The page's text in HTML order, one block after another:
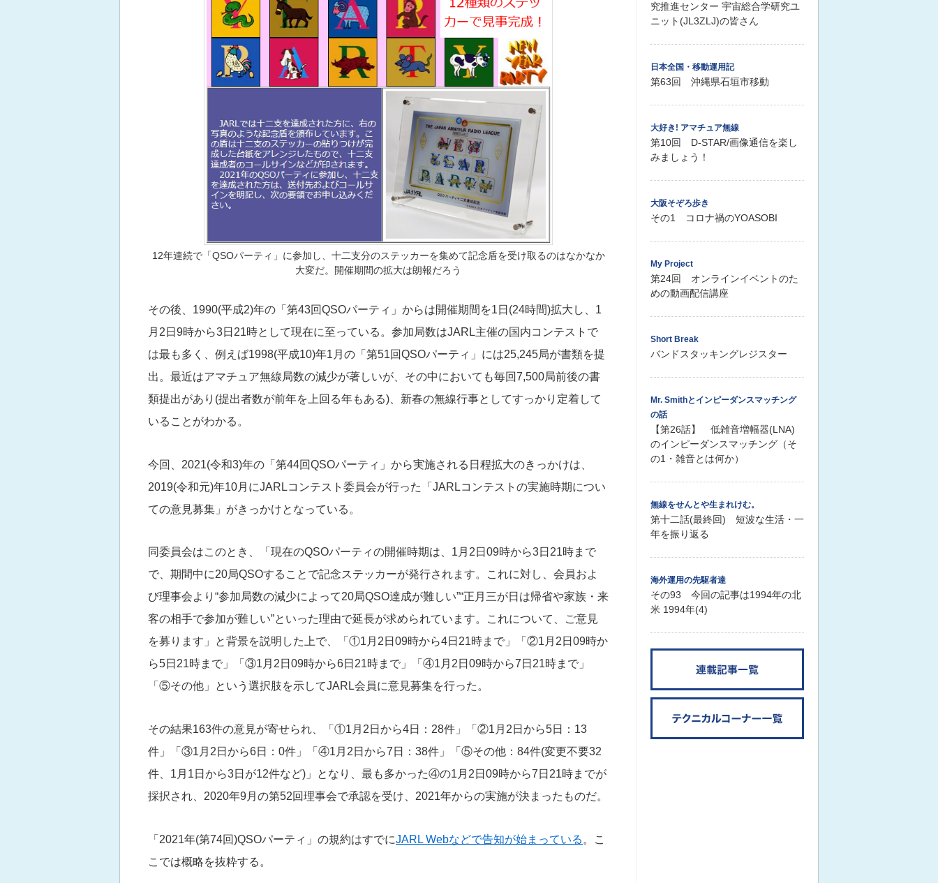
12年連続で「QSOパーティ」に参加し、十二支分のステッカーを集めて記念盾を受け取るのはなかなか
大変だ。開催期間の拡大は朗報だろう
その後、1990(平成2)年の「第43回QSOパーティ」からは開催期間を1日(24時間)拡大し、1
月2日9時から3日21時として現在に至っている。参加局数はJARL主催の国内コンテストで
は最も多く、例えば1998(平成10)年1月の「第51回QSOパーティ」には25,245局が書類を提
出。最近はアマチュア無線局数の減少が著しいが、その中においても毎回7,500局前後の書
類提出があり(提出者数が前年を上回る年もある)、新春の無線行事としてすっかり定着して
いることがわかる。
今回、2021(令和3)年の「第44回QSOパーティ」から実施される日程拡大のきっかけは、
2019(令和元)年10月にJARLコンテスト委員会が行った「JARLコンテストの実施時期につい
ての意見募集」がきっかけとなっている。
同委員会はこのとき、「現在のQSOパーティの開催時期は、1月2日09時から3日21時まで
で、期間中に20局QSOすることで記念ステッカーが発行されます。これに対し、会員およ
び理事会より“参加局数の減少によって20局QSO達成が難しい”“正月三が日は帰省や家族・来
客の相手で参加が難しい”といった理由で延長が求められています。これについて、ご意見
を募ります」と背景を説明した上で、「①1月2日09時から4日21時まで」「②1月2日09時か
ら5日21時まで」「③1月2日09時から6日21時まで」「④1月2日09時から7日21時まで」
「⑤その他」という選択肢を示してJARL会員に意見募集を行った。
その結果163件の意見が寄せられ、「①1月2日から4日：28件」「②1月2日から5日：13
件」「③1月2日から6日：0件」「④1月2日から7日：38件」「⑤その他：84件(変更不要32
件、1月1日から3日が12件など)」となり、最も多かった④の1月2日09時から7日21時までが
採択され、2020年9月の第52回理事会で承認を受け、2021年からの実施が決まったものだ。
「2021年(第74回)QSOパーティ」の規約はすでにJARL Webなどで告知が始まっている 。こ
こでは概略を抜粋する。
究推進センター 宇宙総合学研究ユ
ニット(JL3ZLJ)の皆さん
日本全国・移動運用記
第63回 沖縄県石垣市移動
大好き! アマチュア無線
第10回 D-STAR/画像通信を楽し
みましょう！
大阪そぞろ歩き
その1 コロナ禍のYOASOBI
My Project
第24回 オンラインイベントのた
めの動画配信講座
Short Break
バンドスタッキングレジスター
Mr. Smithとインピーダンスマッチング
の話
【第26話】 低雑音増幅器(LNA)
のインピーダンスマッチング（そ
の1・雑音とは何か）
無線をせんとや生まれけむ。
第十二話(最終回) 短波な生活・一
年を振り返る
海外運用の先駆者達
その93 今回の記事は1994年の北
米 1994年(4)